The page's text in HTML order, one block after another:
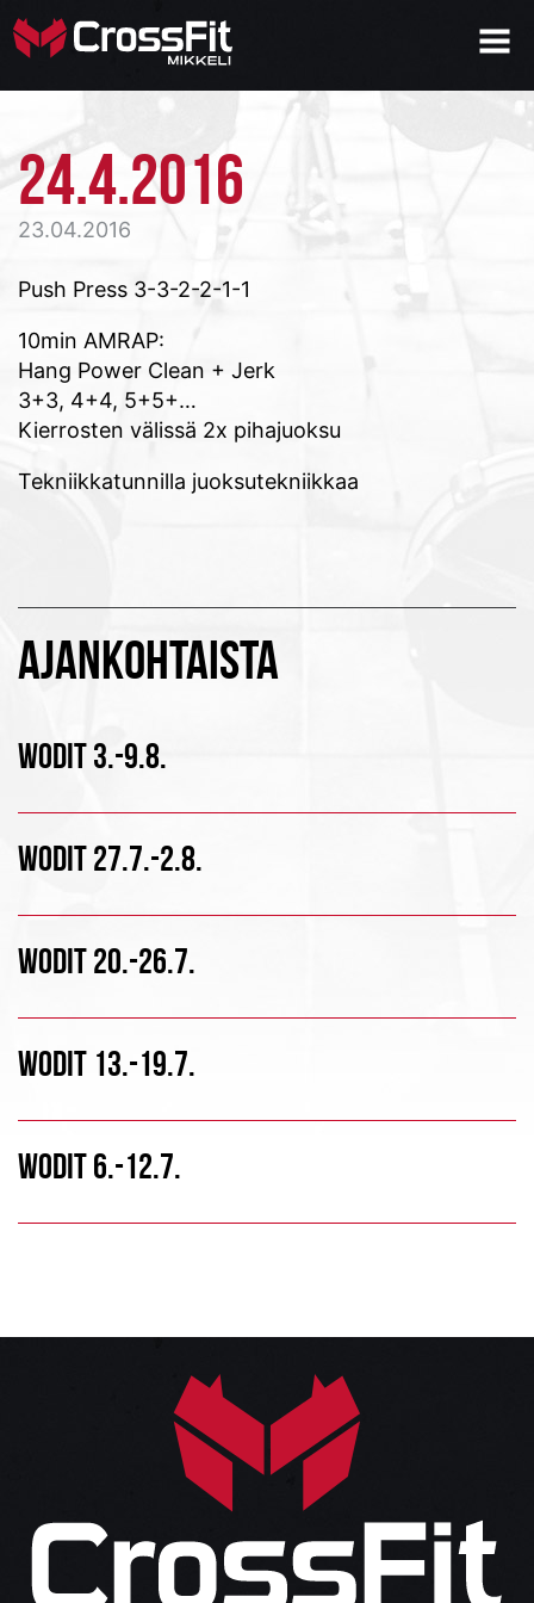
24.4.2016
23.04.2016
Push Press 3-3-2-2-1-1
10min AMRAP:
Hang Power Clean + Jerk
3+3, 4+4, 5+5+…
Kierrosten välissä 2x pihajuoksu
Tekniikkatunnilla juoksutekniikkaa
AJANKOHTAISTA
WODIT 3.-9.8.
WODIT 27.7.-2.8.
WODIT 20.-26.7.
WODIT 13.-19.7.
WODIT 6.-12.7.